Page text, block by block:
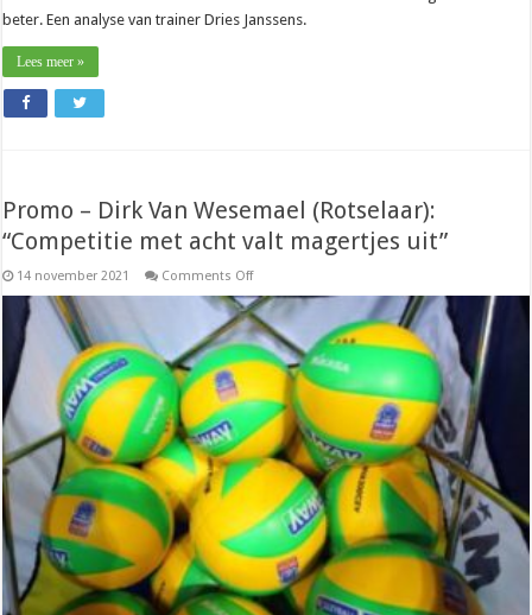
beter. Een analyse van trainer Dries Janssens.
Lees meer »
Promo – Dirk Van Wesemael (Rotselaar):
“Competitie met acht valt magertjes uit”
14 november 2021 Comments Offon
–
Dirk
Van
Wesemael
(Rotselaar):
“Competitie
met
acht
valt
magertjes
uit”